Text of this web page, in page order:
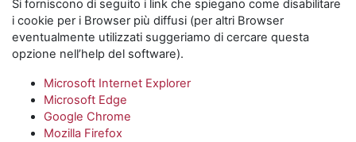
Si forniscono di seguito i link che spiegano come disabilitare
i cookie per i Browser più diffusi (per altri Browser
eventualmente utilizzati suggeriamo di cercare questa
opzione nell’help del software).
Microsoft Internet Explorer
Microsoft Edge
Google Chrome
Mozilla Firefox